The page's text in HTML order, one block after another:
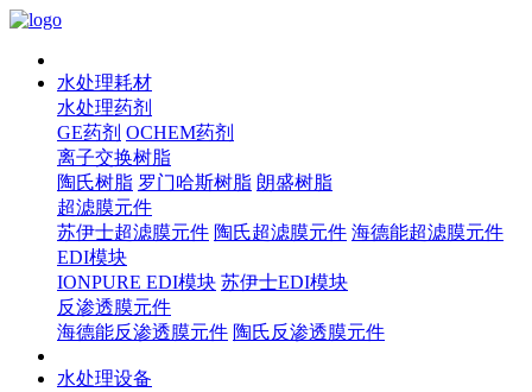
水处理耗材
水处理药剂
GE药剂 OCHEM药剂
离子交换树脂
陶氏树脂 罗门哈斯树脂 朗盛树脂
超滤膜元件
苏伊士超滤膜元件 陶氏超滤膜元件 海德能超滤膜元件
EDI模块
IONPURE EDI模块 苏伊士EDI模块
反渗透膜元件
海德能反渗透膜元件 陶氏反渗透膜元件
水处理设备